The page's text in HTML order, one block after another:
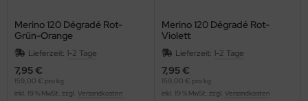
Merino 120 Dégradé Rot-
Grün-Orange
Lieferzeit: 1-2 Tage
7,95 €
159,00 € pro kg
inkl. 19 % MwSt. zzgl. Versandkosten
Merino 120 Dégradé Rot-
Violett
Lieferzeit: 1-2 Tage
7,95 €
159,00 € pro kg
inkl. 19 % MwSt. zzgl. Versandkosten